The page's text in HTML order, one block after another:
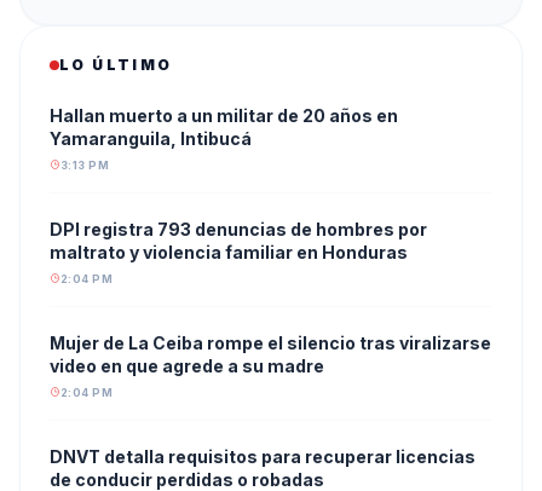
LO ÚLTIMO
Hallan muerto a un militar de 20 años en
Yamaranguila, Intibucá
3:13 PM
DPI registra 793 denuncias de hombres por
maltrato y violencia familiar en Honduras
2:04 PM
Mujer de La Ceiba rompe el silencio tras viralizarse
video en que agrede a su madre
2:04 PM
DNVT detalla requisitos para recuperar licencias
de conducir perdidas o robadas